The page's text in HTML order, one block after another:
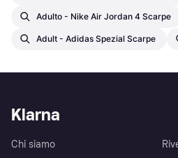
Adulto - Nike Air Jordan 4 Scarpe
Adult - Adidas Spezial Scarpe
Klarna
Chi siamo